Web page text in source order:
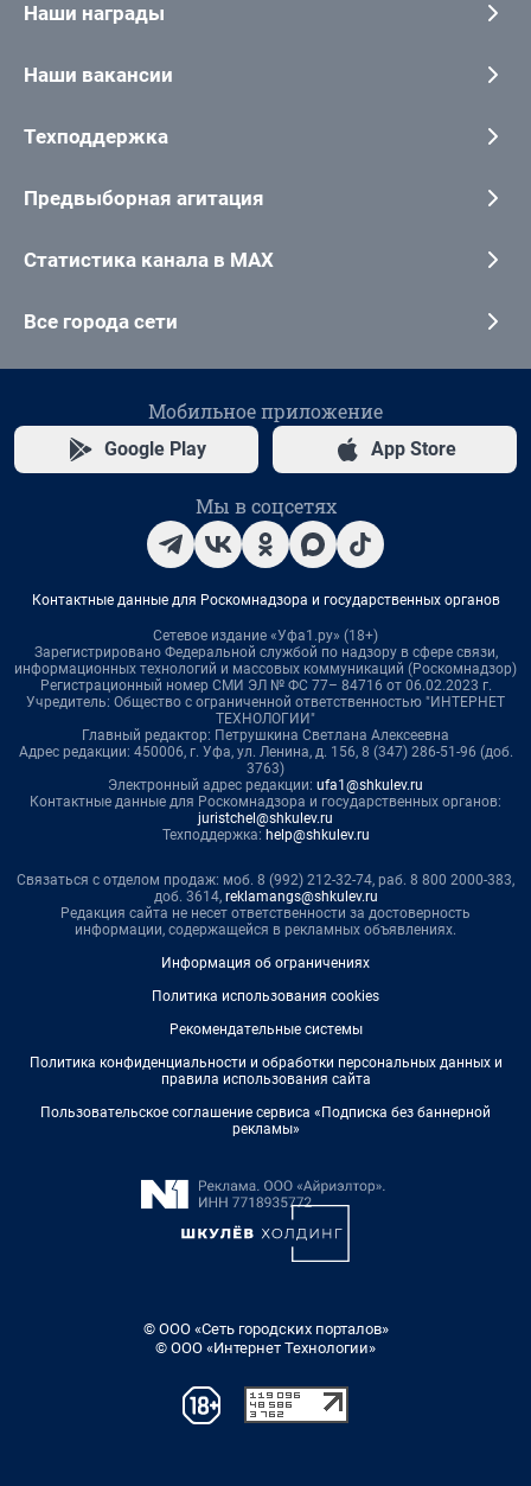
Наши награды
Наши вакансии
Техподдержка
Предвыборная агитация
Статистика канала в MAX
Все города сети
Мобильное приложение
Google Play App Store
Мы в соцсетях
Контактные данные для Роскомнадзора и государственных органов
Сетевое издание «Уфа1.ру» (18+)
Зарегистрировано Федеральной службой по надзору в сфере связи,
информационных технологий и массовых коммуникаций (Роскомнадзор)
Регистрационный номер СМИ ЭЛ № ФС 77– 84716 от 06.02.2023 г.
Учредитель: Общество с ограниченной ответственностью "ИНТЕРНЕТ
ТЕХНОЛОГИИ"
Главный редактор: Петрушкина Светлана Алексеевна
Адрес редакции: 450006, г. Уфа, ул. Ленина, д. 156, 8 (347) 286-51-96 (доб.
3763)
Электронный адрес редакции: ufa1@shkulev.ru
Контактные данные для Роскомнадзора и государственных органов:
juristchel@shkulev.ru
Техподдержка: help@shkulev.ru
Связаться с отделом продаж: моб. 8 (992) 212-32-74, раб. 8 800 2000-383,
доб. 3614, reklamangs@shkulev.ru
Редакция сайта не несет ответственности за достоверность
информации, содержащейся в рекламных объявлениях.
Информация об ограничениях
Политика использования cookies
Рекомендательные системы
Политика конфиденциальности и обработки персональных данных и
правила использования сайта
Пользовательское соглашение сервиса «Подписка без баннерной
рекламы»
© ООО «Сеть городских порталов»
© ООО «Интернет Технологии»